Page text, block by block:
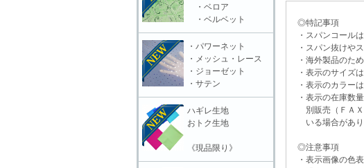
◎特記事項
・スパンコールは
・スパン抜けやス
・海外製品のため
・表示のサイズは
・表示のカラーは
・表示の在庫数
別販売（ＦＡＸ
いる場合があり
◎注意事項
・表示画像の色
・ベロア
・ベルベット
・パワーネット
・メッシュ・レース
・ジョーゼット
・サテン
ハギレ生地
おトク生地
《現品限り》